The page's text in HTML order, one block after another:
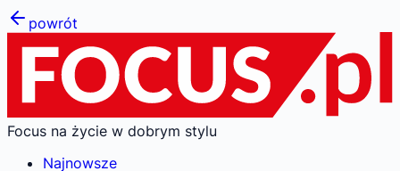
powrót
Focus na życie w dobrym stylu
Najnowsze